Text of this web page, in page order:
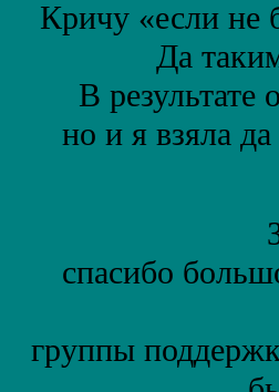
Кричу «если не
Да
В результате
но и я взяла
спасибо
группы